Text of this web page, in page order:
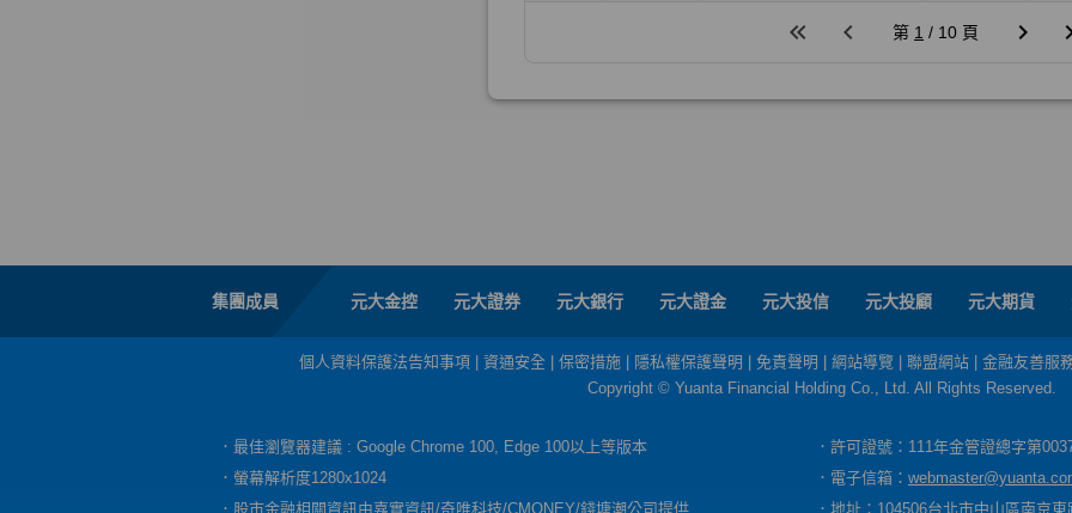
集團成員 元大金控 元大證券 元大銀行 元大證金 元大投信 元大投顧 元大期貨
個人資料保護法告知事項 資通安全 保密措施 隱私權保護聲明 免責聲明 網站導覽 聯盟網站
金融友善服
Copyright © Yuanta Financial Holding Co., Ltd. All Rights Reserved.
．最佳瀏覽器建議 : Google Chrome 100, Edge 100以上等版本
．許可證號：111年金管證總字第
．螢幕解析度1280x1024
．電子信箱：
．股市金融相關資訊由嘉實資訊/奇唯科技/CMONEY/錢塘潮公司提供
．地址：104506台北市中山區南京